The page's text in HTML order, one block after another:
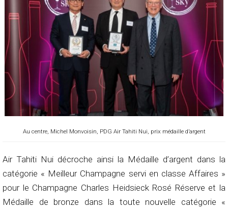
Au centre, Michel Monvoisin, PDG Air Tahiti Nui, prix médaille d’argent
Air Tahiti Nui décroche ainsi la Médaille d’argent dans la
catégorie « Meilleur Champagne servi en classe Affaires »
pour le Champagne Charles Heidsieck Rosé Réserve et la
Médaille de bronze dans la toute nouvelle catégorie «